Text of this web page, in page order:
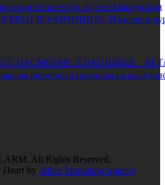
силно невреме ја зафати Македонија
ВО ФРАНЦИЈА: Измерени дури
НАСМЕЕМЕ: СНЕГ ШИБА –
временска прогноза на
All Rights Reserved.
by Æther Marketing Agency